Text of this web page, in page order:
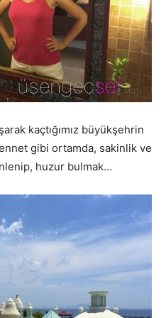
kaçtığımız büyükşehrin
gibi ortamda, sakinlik ve
huzur bulmak…